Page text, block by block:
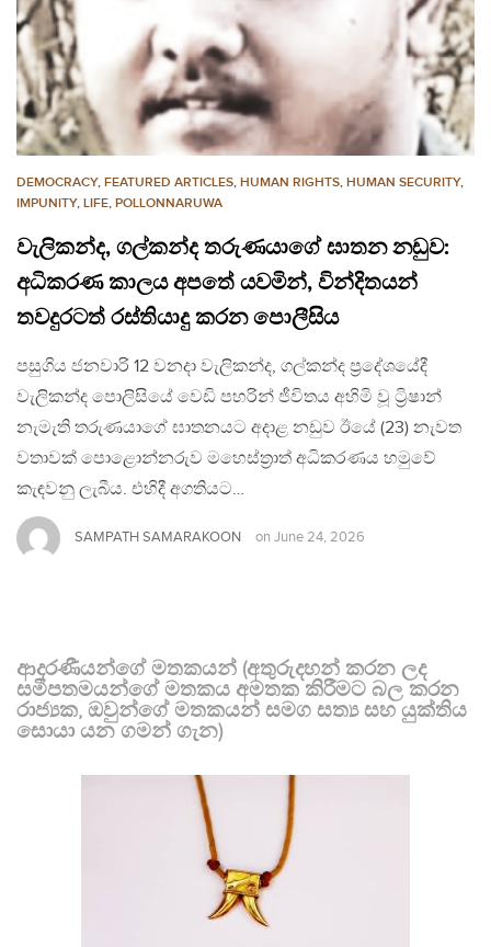
DEMOCRACY, FEATURED ARTICLES, HUMAN RIGHTS, HUMAN SECURITY,
IMPUNITY, LIFE, POLLONNARUWA
වැලිකන්ද, ගල්කන්ද තරුණයාගේ ඝාතන නඩුව:
අධිකරණ කාලය අපතේ යවමින්, වින්දිතයන්
තවදුරටත් රස්තියාදු කරන පොලීසිය
පසුගිය ජනවාරි 12 වනදා වැලිකන්ද, ගල්කන්ද ප්‍රදේශයේදී
වැලිකන්ද පොලිසියේ වෙඩි පහරින් ජීවිතය අහිමි වූ ට්‍රිෂාන්
නැමැති තරුණයාගේ ඝාතනයට අදාළ නඩුව ඊයේ (23) නැවත
වතාවක් පොළොන්නරුව මහෙස්ත්‍රාත් අධිකරණය හමුවේ
කැඳවනු ලැබීය. එහිදී අගතියට…
SAMPATH SAMARAKOON on June 24, 2026
ආදරණීයන්ගේ මතකයන් (අතුරුදහන් කරන ලද
සමීපතමයන්ගේ මතකය අමතක කිරීමට බල කරන
රාජ්‍යක, ඔවුන්ගේ මතකයන් සමග සත්‍ය සහ යුක්තිය
සොයා යන ගමන් ගැන)